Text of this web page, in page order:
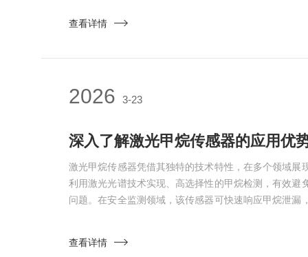
24小时允许漏氢量通常控制在10~18立方米，一旦超标
查看详情
2026 3-23
深入了解激光甲烷传感器的应用优
激光甲烷传感器凭借其独特的技术特性，在多个领域展
利用激光光谱技术实现、高选择性的甲烷检测，有效避
问题。在安全监测领域，该传感器可快速响应甲烷泄漏
追踪甲烷排放源，助力碳排放管控与生态保护。通过实
查看详情